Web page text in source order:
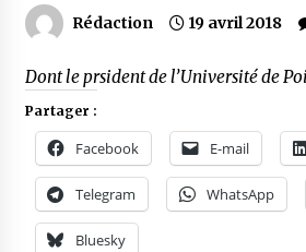
Rédaction 19 avril 2018
Dont le prsident de l’Université de
Partager :
Facebook E-mail
Telegram WhatsApp
Bluesky